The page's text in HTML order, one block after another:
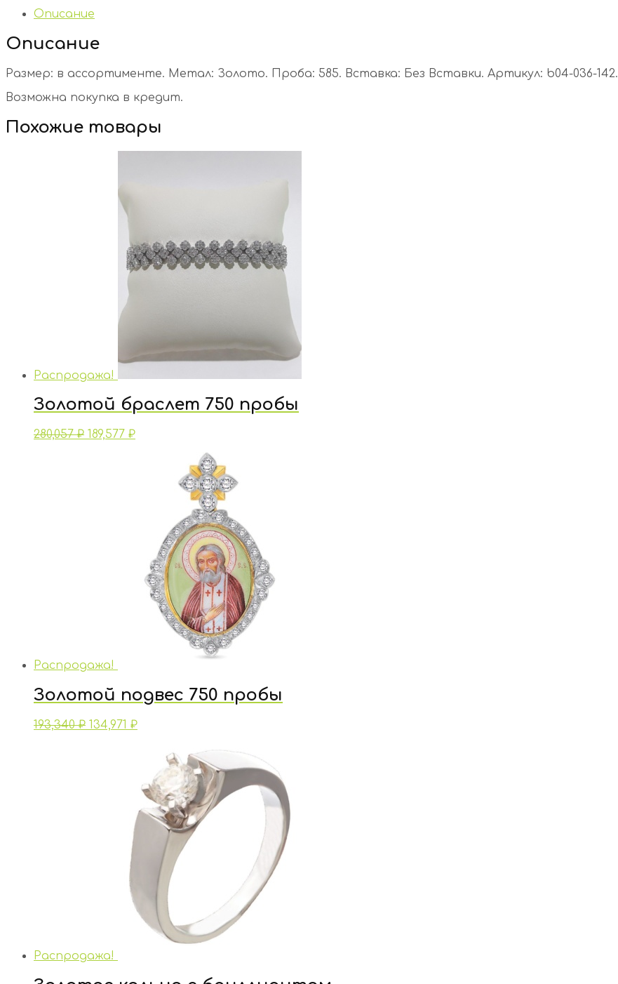
Отправить
Описание
Описание
Размер: в ассортименте. Метал: Золото. Проба: 585. Вставка: Без Вставки. Артикул: b04-036-142.
Возможна покупка в кредит.
Похожие товары
Распродажа!
Золотой браслет 750 пробы
280,057₽ 189,577 ₽
Распродажа!
Золотой подвес 750 пробы
193,340₽ 134,971 ₽
Распродажа!